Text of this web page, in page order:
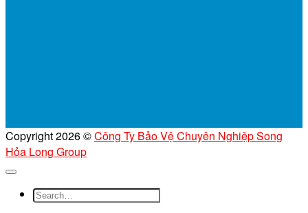
Copyright 2026 ©Công Ty Bảo Vệ Chuyên Nghiệp Song
Hỏa Long Group